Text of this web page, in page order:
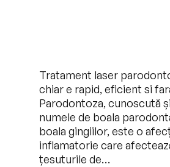
Tratament laser
chiar e rapid, eficient si
Parodontoza, cunoscută
numele de boala
boala gingiilor, este o
inflamatorie care
țesuturile de…